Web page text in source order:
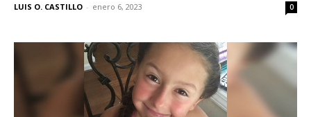
LUIS O. CASTILLO - enero 6, 2023 0